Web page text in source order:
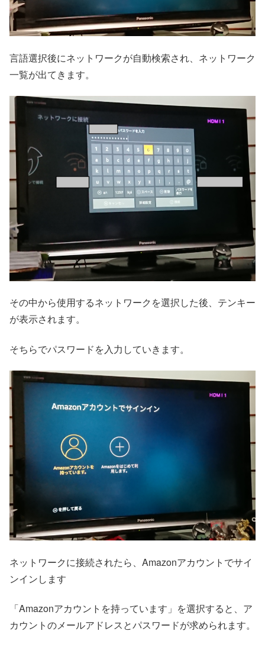
言語選択後にネットワークが自動検索され、ネットワーク
一覧が出てきます。
その中から使用するネットワークを選択した後、テンキー
が表示されます。
そちらでパスワードを入力していきます。
ネットワークに接続されたら、Amazonアカウントでサイ
ンインします
「Amazonアカウントを持っています」を選択すると、ア
カウントのメールアドレスとパスワードが求められます。